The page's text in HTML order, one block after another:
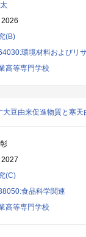
(B)
環境材料およびリ
高等専門学校
豆由来促進物質と寒
(C)
食品科学関連
高等専門学校